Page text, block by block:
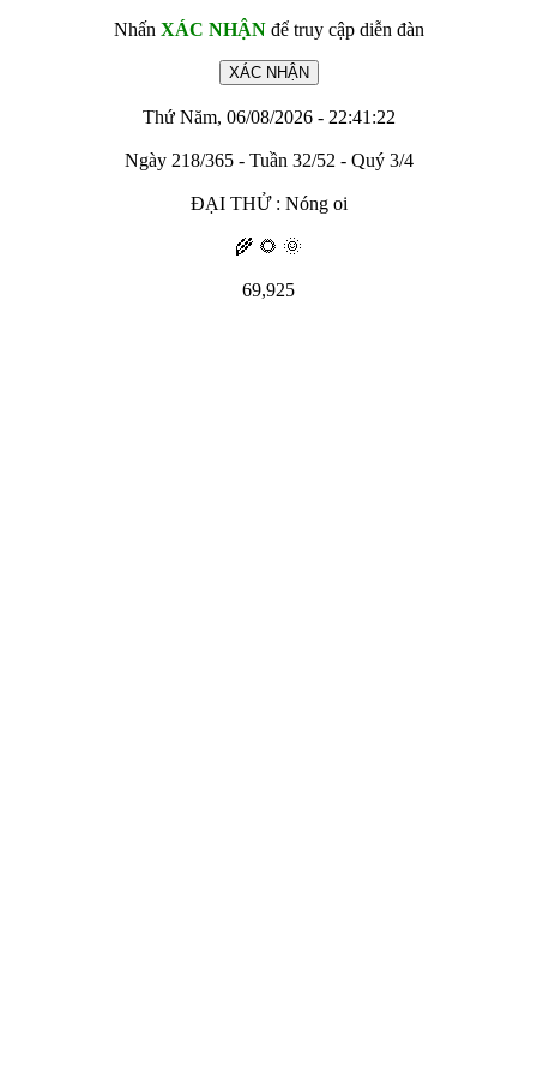
Nhấn XÁC NHẬNđể truy cập diễn đàn
Thứ Năm, 06/08/2026 - 22:41:22
Ngày 218/365 - Tuần 32/52 - Quý 3/4
ĐẠI THỬ : Nóng oi
🌾 🌻 🌞
69,925